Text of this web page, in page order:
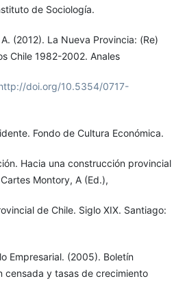
de Sociología.
(2012). La Nueva Provincia: (Re)
Chile 1982-2002. Anales
doi.org/10.5354/0717-
Fondo de Cultura Económica.
Hacia una construcción provincial
Montory, A (Ed.),
de Chile. Siglo XIX. Santiago:
Empresarial. (2005). Boletín
censada y tasas de crecimiento